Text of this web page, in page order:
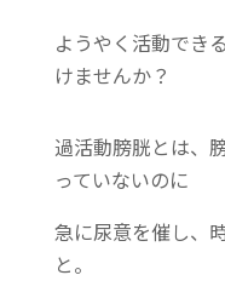
ようやく活動でき
けませんか？
過活動膀胱とは、
っていないのに
急に尿意を催し、
と。